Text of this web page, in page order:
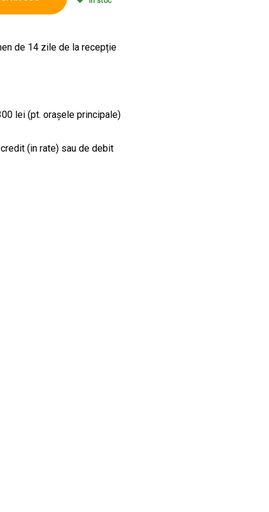
de 14 zile de la recepție
lei (pt. orașele principale)
(in rate) sau de debit